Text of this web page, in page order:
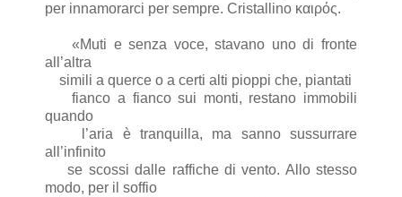
per innamorarci per sempre. Cristallino καιρός.
«Muti e senza voce, stavano uno di fronte
all’altra
simili a querce o a certi alti pioppi che, piantati
fianco a fianco sui monti, restano immobili
quando
l’aria è tranquilla, ma sanno sussurrare
all’infinito
se scossi dalle raffiche di vento. Allo stesso
modo, per il soffio